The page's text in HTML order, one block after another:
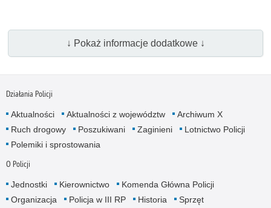
↓ Pokaż informacje dodatkowe ↓
Działania Policji
Aktualności Aktualności z województw
Archiwum X
Ruch drogowy
Poszukiwani Zaginieni
Lotnictwo Policji
Polemiki i sprostowania
O Policji
Jednostki Kierownictwo
Komenda Główna Policji
Organizacja
Policja w III RP Historia
Sprzęt